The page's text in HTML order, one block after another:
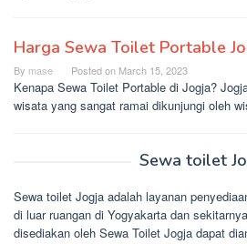
Harga Sewa Toilet Portable
By mase Posted on March 15, 2023
Kenapa Sewa Toilet Portable di Jogja?
wisata yang sangat ramai dikunjungi oleh
Sewa toilet
Sewa toilet Jogja adalah layanan
di luar ruangan di Yogyakarta dan
disediakan oleh Sewa Toilet Jogja dapat